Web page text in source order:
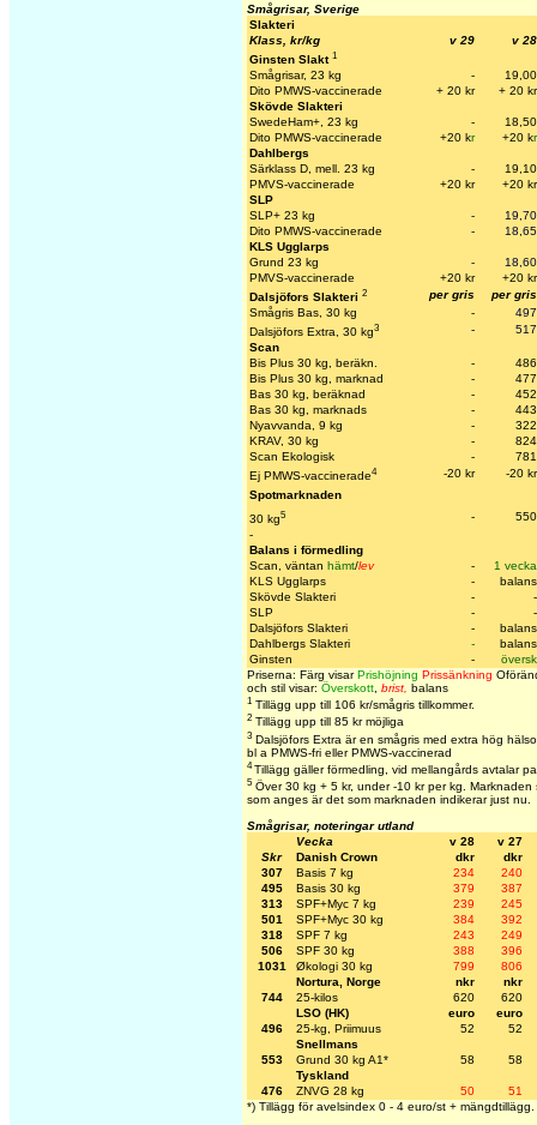
Smågrisar, Sverige
Slakteri
Klass, kr/kg
v 29
v 28
Ginsten Slakt 1
Smågrisar, 23 kg -
19,00
Dito PMWS-vaccinerade
+ 20 kr
+ 20 kr
Skövde Slakteri
SwedeHam+, 23 kg
-
18,50
Dito PMWS-vaccinerade
+20 kr +20 kr
Dahlbergs
Särklass D, mell. 23 kg
-
19,10
PMVS-vaccinerade
+20 kr
+20 kr
SLP
SLP+ 23 kg
-
19,70
Dito PMWS-vaccinerade
-
18,65
KLS Ugglarps
Grund 23 kg
-
18,60
PMVS-vaccinerade
+20 kr
+20 kr
Dalsjöfors Slakteri 2 per gris
per gris
Smågris Bas, 30 kg
-
497
Dalsjöfors Extra, 30 kg3 -
517
Scan
Bis Plus 30 kg, beräkn.
-
486
Bis Plus 30 kg, marknad
-
477
Bas 30 kg, beräknad
-
452
Bas 30 kg, marknads
-
443
Nyavvanda, 9 kg
-
322
KRAV, 30 kg
-
824
Scan Ekologisk
-
781
Ej PMWS-vaccinerade4 -20 kr
-20 kr
Spotmarknaden
30 kg5 -
550
-
Balans i förmedling
Scan, väntan hämt/lev -
1 vecka
KLS Ugglarps
-
balans
Skövde Slakteri
-
-
SLP
-
-
Dalsjöfors Slakteri
-
balans
Dahlbergs Slakteri
-
balans
Ginsten
-
översk
Priserna: Färg visarPrishöjning Prissänkning
och stil visar: Överskott brist, balans
1 Tillägg upp till 106 kr/smågris tillkommer.
2 Tillägg upp till 85 kr möjliga
3 Dalsjöfors Extra är en smågris med extra hög
bl a PMWS-fri eller PMWS-vaccinerad
4Tillägg gäller förmedling, vid mellangårds avtalar
5 Över 30 kg + 5 kr, under -10 kr per kg. Marknaden
som anges är det som marknaden indikerar just nu.
Smågrisar, noteringar utland
Vecka
v 28
v 27
Skr
Danish Crown dkr
dkr
307
Basis 7 kg 234
240
495
Basis 30 kg 379
387
313
SPF+Myc 7 kg 239
245
501
SPF+Myc 30 kg 384
392
318
SPF 7 kg 243
249
506
SPF 30 kg 388
396
1031
Økologi 30 kg 799
806
Nortura, Norge
nkr
nkr
744
25-kilos 620
620
LSO (HK)
euro
euro
496
25-kg, Priimuus 52
52
Snellmans
553
Grund 30 kg A1* 58
58
Tyskland
476
ZNVG 28 kg 50
51
*) Tillägg för avelsindex 0 - 4 euro/st + mängdtillägg.